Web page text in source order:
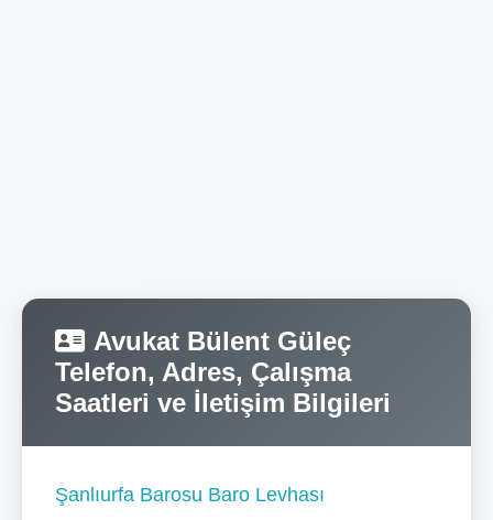
Avukat Bülent Güleç
Telefon, Adres, Çalışma
Saatleri ve İletişim Bilgileri
Şanlıurfa Barosu Baro Levhası